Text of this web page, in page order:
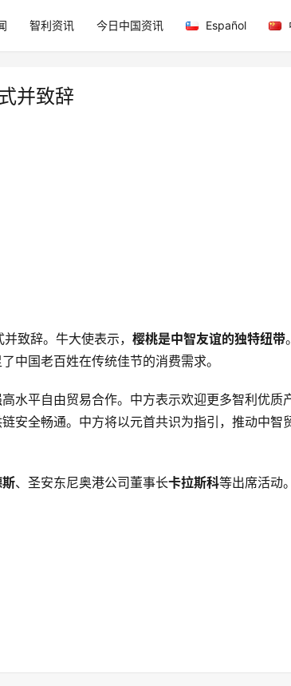
智利资讯 今日中国资讯 Español
并致辞
致辞。牛大使表示， 樱桃是中智友谊的独特纽带
中国老百姓在传统佳节的消费需求。
水平自由贸易合作。中方表示欢迎更多智利优质
安全畅通。中方将以元首共识为指引，推动中智
、圣安东尼奥港公司董事长卡拉斯科等出席活动。